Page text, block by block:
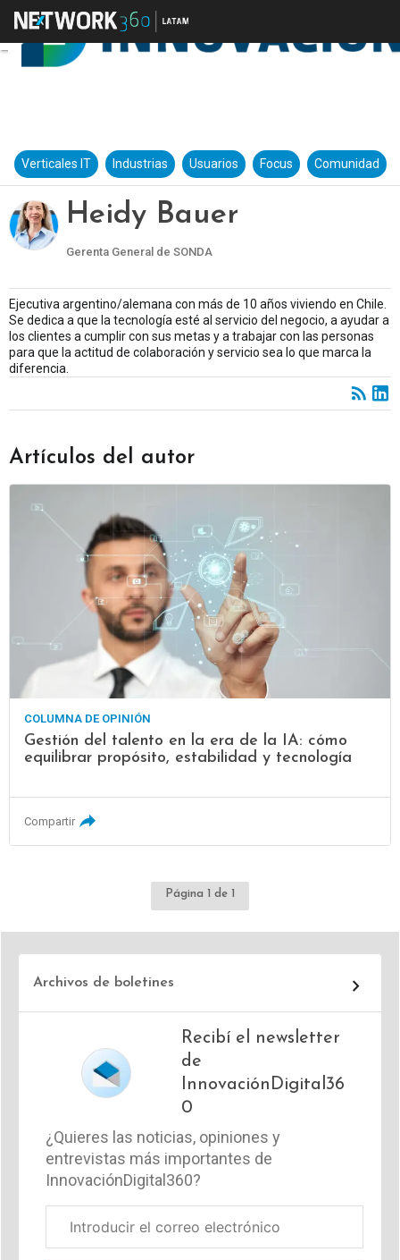
Verticales IT Industrias Usuarios Focus Comunidad
Heidy Bauer
Gerenta General de SONDA
Ejecutiva argentino/alemana con más de 10 años viviendo en Chile.
Se dedica a que la tecnología esté al servicio del negocio, a ayudar a
los clientes a cumplir con sus metas y a trabajar con las personas
para que la actitud de colaboración y servicio sea lo que marca la
diferencia.
Artículos del autor
COLUMNA DE OPINIÓN
Gestión del talento en la era de la IA: cómo
equilibrar propósito, estabilidad y tecnología
Compartir
Página 1 de 1
Archivos de boletines
Recibí el newsletter
de
InnovaciónDigital36
0
¿Quieres las noticias, opiniones y
entrevistas más importantes de
InnovaciónDigital360?
electrónico